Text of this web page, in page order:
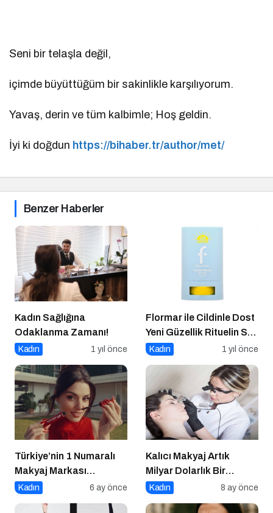
Seni bir telaşla değil,
içimde büyüttüğüm bir sakinlikle karşılıyorum.
Yavaş, derin ve tüm kalbimle; Hoş geldin.
İyi ki doğdun https://bihaber.tr/author/met/
Benzer Haberler
Kadın Sağlığına
Odaklanma Zamanı!
Kadın 1 yıl önce
Flormar ile Cildinle Dost
Yeni Güzellik Rituelin Sun
Lovers
Kadın 1 yıl önce
Türkiye’nin 1 Numaralı
Makyaj Markası
Flormar’ın Yeni Global
Kadın 6 ay önce
Kalıcı Makyaj Artık
Milyar Dolarlık Bir
Endüstri
Kadın 8 ay önce